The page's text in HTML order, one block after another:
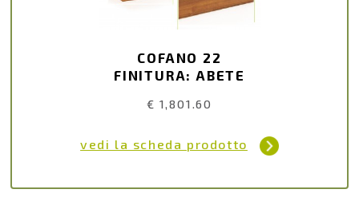
COFANO 22
FINITURA: ABETE
€ 1,801.60
vedi la scheda prodotto